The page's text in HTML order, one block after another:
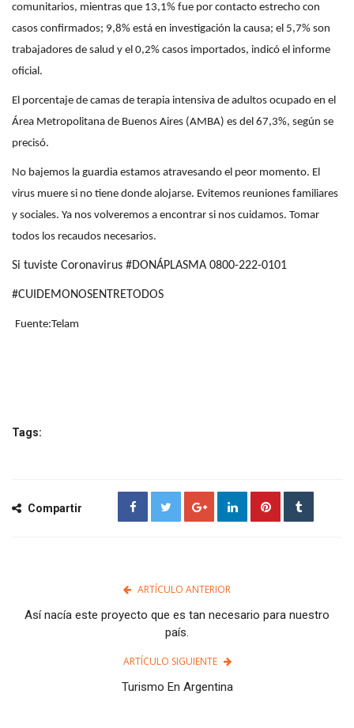
comunitarios, mientras que 13,1% fue por contacto estrecho con
casos confirmados; 9,8% está en investigación la causa; el 5,7% son
trabajadores de salud y el 0,2% casos importados, indicó el informe
oficial.
El porcentaje de camas de terapia intensiva de adultos ocupado en el
Área Metropolitana de Buenos Aires (AMBA) es del 67,3%, según se
precisó.
No bajemos la guardia estamos atravesando el peor momento. El
virus muere si no tiene donde alojarse. Evitemos reuniones familiares
y sociales. Ya nos volveremos a encontrar si nos cuidamos. Tomar
todos los recaudos necesarios.
Si tuviste Coronavirus #DONÁPLASMA 0800-222-0101
#CUIDEMONOSENTRETODOS
Fuente:Telam
Tags:
Compartir
ARTÍCULO ANTERIOR
Así nacía este proyecto que es tan necesario para nuestro
país.
ARTÍCULO SIGUIENTE
Turismo En Argentina